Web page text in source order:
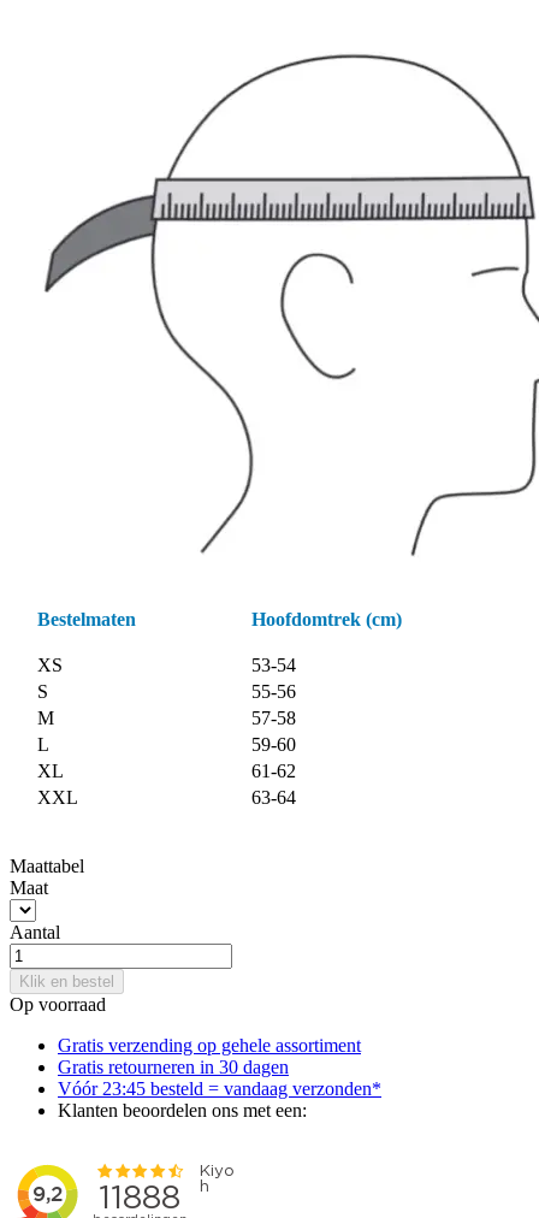
Bestelmaten Hoofdomtrek (cm)
XS
53-54
S
55-56
M
57-58
L
59-60
XL
61-62
XXL
63-64
Maattabel
Maat
Aantal
Klik en bestel
Op voorraad
Gratis verzending op gehele assortiment
Gratis retourneren in 30 dagen
Vóór 23:45 besteld = vandaag verzonden*
Klanten beoordelen ons met een: